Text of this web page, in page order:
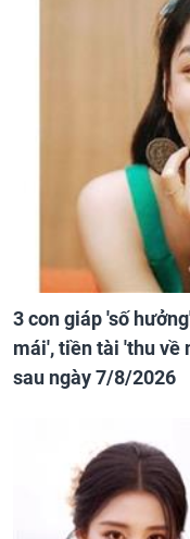
3 con giáp 'số
mái', tiền tài 'thu về
sau ngày 7/8/2026